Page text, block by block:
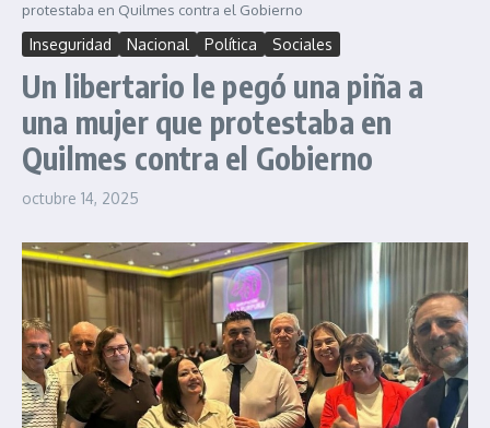
protestaba en Quilmes contra el Gobierno
Inseguridad Nacional Política Sociales
Un libertario le pegó una piña a
una mujer que protestaba en
Quilmes contra el Gobierno
octubre 14, 2025